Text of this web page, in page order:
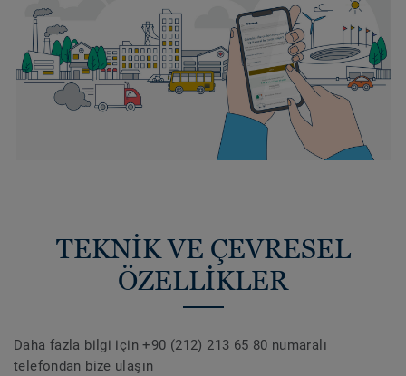
TEKNİK VE ÇEVRESEL
ÖZELLİKLER
Daha fazla bilgi için +90 (212) 213 65 80 numaralı
telefondan bize ulaşın